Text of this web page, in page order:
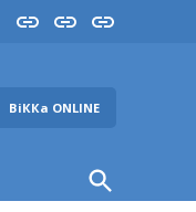
InstaYouTube
FB
ВіККа ONLINE
Open
Search